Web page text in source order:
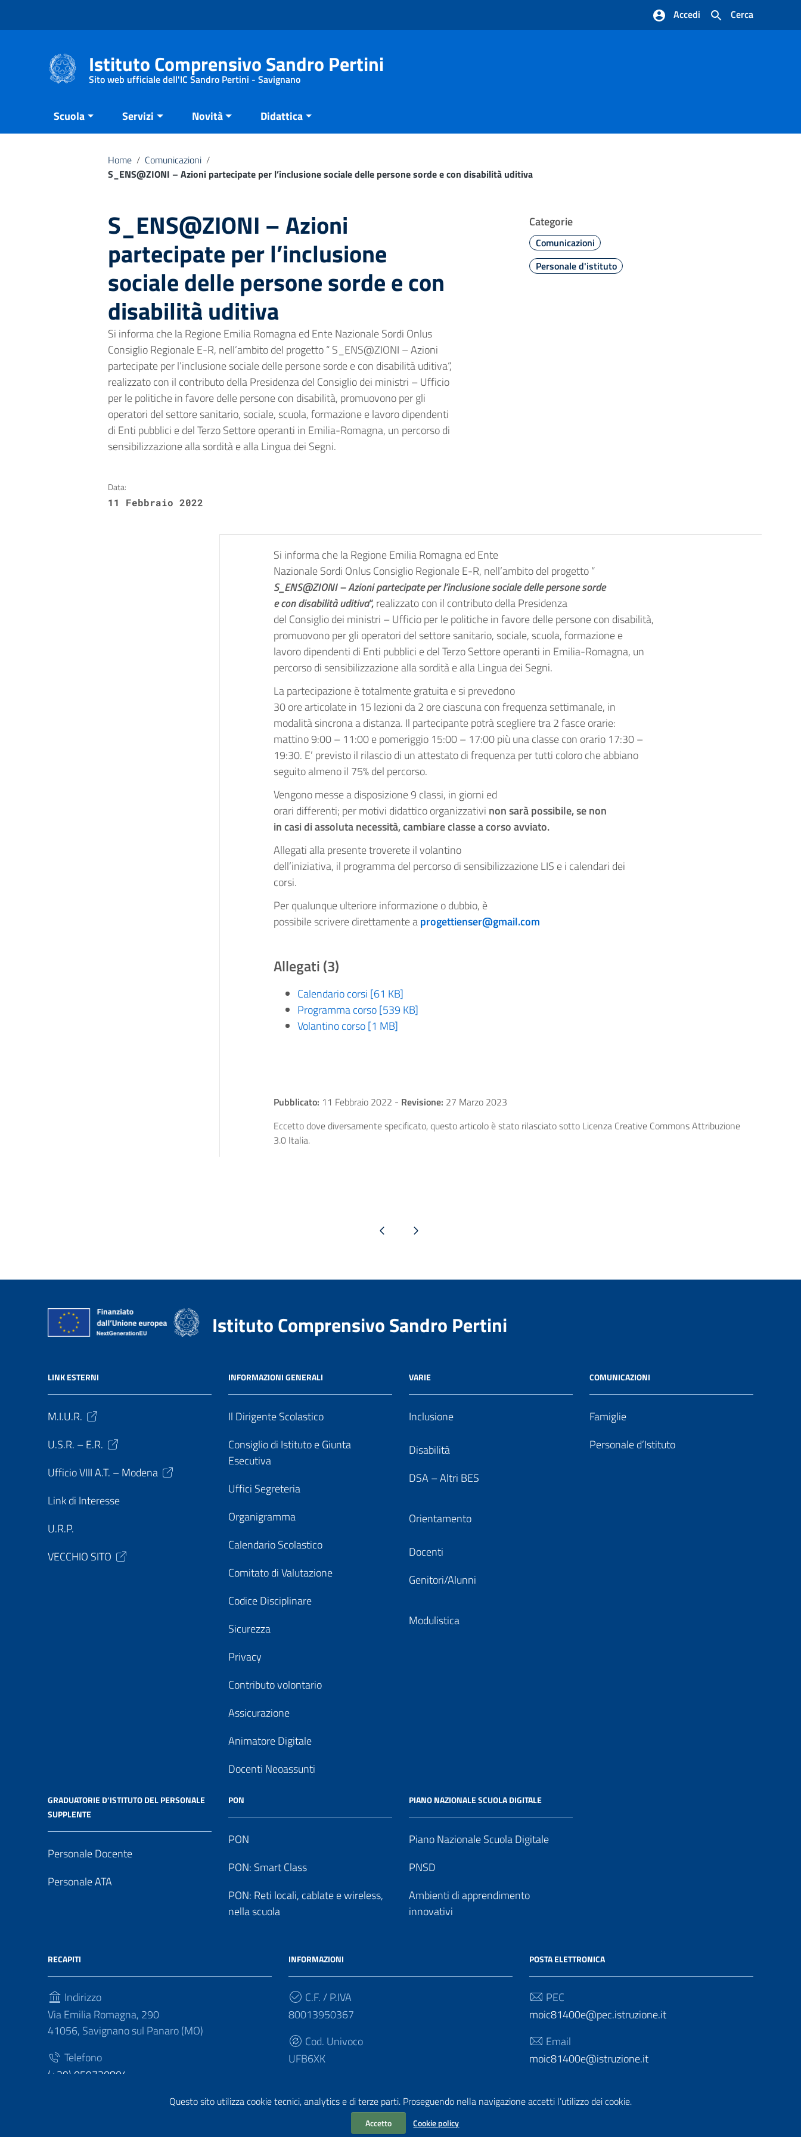
Questo sito utilizza cookie tecnici, analytics e di terze parti. Proseguendo nella navigazione accetti l’utilizzo dei cookie.
Accetto Cookie policy
Cerca
Accedi
Istituto Comprensivo Sandro Pertini
Sito web ufficiale dell'IC Sandro Pertini - Savignano
Scuola Servizi Novità Didattica
Home / Comunicazioni /
S_ENS@ZIONI – Azioni partecipate per l’inclusione sociale delle persone sorde e con disabilità uditiva
S_ENS@ZIONI – Azioni
partecipate per l’inclusione
sociale delle persone sorde e con
disabilità uditiva
Si informa che la Regione Emilia Romagna ed Ente Nazionale Sordi Onlus
Consiglio Regionale E-R, nell’ambito del progetto “ S_ENS@ZIONI – Azioni
partecipate per l’inclusione sociale delle persone sorde e con disabilità uditiva“,
realizzato con il contributo della Presidenza del Consiglio dei ministri – Ufficio
per le politiche in favore delle persone con disabilità, promuovono per gli
operatori del settore sanitario, sociale, scuola, formazione e lavoro dipendenti
di Enti pubblici e del Terzo Settore operanti in Emilia-Romagna, un percorso di
sensibilizzazione alla sordità e alla Lingua dei Segni.
Categorie
Comunicazioni
Personale d'istituto
Data:
11 Febbraio 2022
Si informa che la Regione Emilia Romagna ed Ente
Nazionale Sordi Onlus Consiglio Regionale E-R, nell’ambito del progetto “
S_ENS@ZIONI – Azioni partecipate per l’inclusione sociale delle persone sorde
e con disabilità uditiva“,realizzato con il contributo della Presidenza
del Consiglio dei ministri – Ufficio per le politiche in favore delle persone con disabilità,
promuovono per gli operatori del settore sanitario, sociale, scuola, formazione e
lavoro dipendenti di Enti pubblici e del Terzo Settore operanti in Emilia-Romagna, un
percorso di sensibilizzazione alla sordità e alla Lingua dei Segni.
La partecipazione è totalmente gratuita e si prevedono
30 ore articolate in 15 lezioni da 2 ore ciascuna con frequenza settimanale, in
modalità sincrona a distanza. Il partecipante potrà scegliere tra 2 fasce orarie:
mattino 9:00 – 11:00 e pomeriggio 15:00 – 17:00 più una classe con orario 17:30 –
19:30. E’ previsto il rilascio di un attestato di frequenza per tutti coloro che abbiano
seguito almeno il 75% del percorso.
Vengono messe a disposizione 9 classi, in giorni ed
orari differenti; per motivi didattico organizzativi non sarà possibile, se non
in casi di assoluta necessità, cambiare classe a corso avviato.
Allegati alla presente troverete il volantino
dell’iniziativa, il programma del percorso di sensibilizzazione LIS e i calendari dei
corsi.
Per qualunque ulteriore informazione o dubbio, è
possibile scrivere direttamente aprogettienser@gmail.com
Allegati (3)
Calendario corsi [61 KB]
Programma corso [539 KB]
Volantino corso [1 MB]
Pubblicato: 11 Febbraio 2022 - Revisione: 27 Marzo 2023
Eccetto dove diversamente specificato, questo articolo è stato rilasciato sotto Licenza Creative Commons Attribuzione
3.0 Italia.
Pagina precedentePagina successiva
Istituto Comprensivo Sandro Pertini
LINK ESTERNI
M.I.U.R.
U.S.R. – E.R.
Ufficio VIII A.T. – Modena
Link di Interesse
U.R.P.
VECCHIO SITO
INFORMAZIONI GENERALI
Il Dirigente Scolastico
Consiglio di Istituto e Giunta
Esecutiva
Uffici Segreteria
Organigramma
Calendario Scolastico
Comitato di Valutazione
Codice Disciplinare
Sicurezza
Privacy
Contributo volontario
Assicurazione
Animatore Digitale
Docenti Neoassunti
VARIE
Inclusione
Disabilità
DSA – Altri BES
Orientamento
Docenti
Genitori/Alunni
Modulistica
COMUNICAZIONI
Famiglie
Personale d’Istituto
GRADUATORIE D’ISTITUTO DEL PERSONALE
SUPPLENTE
Personale Docente
Personale ATA
PON
PON
PON: Smart Class
PON: Reti locali, cablate e wireless,
nella scuola
PIANO NAZIONALE SCUOLA DIGITALE
Piano Nazionale Scuola Digitale
PNSD
Ambienti di apprendimento
innovativi
RECAPITI
Indirizzo
Via Emilia Romagna, 290
41056, Savignano sul Panaro (MO)
Telefono
(+39) 059730804
INFORMAZIONI
C.F. / P.IVA
80013950367
Cod. Univoco
UFB6XK
POSTA ELETTRONICA
PEC
moic81400e@pec.istruzione.it
Email
moic81400e@istruzione.it